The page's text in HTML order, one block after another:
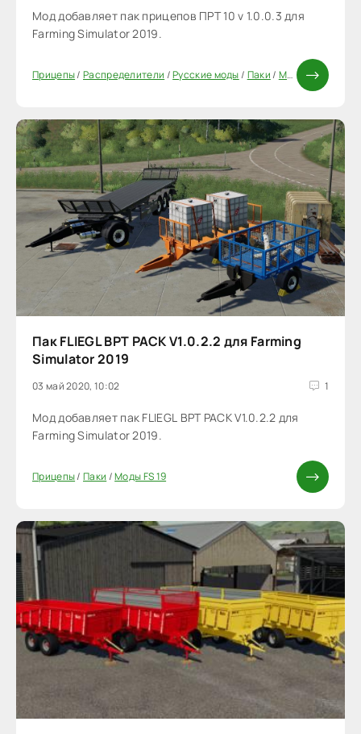
Мод добавляет пак прицепов ПРТ 10 v 1.0.0.3 для
Farming Simulator 2019.
Прицепы/Распределители /Русские моды/ Паки/ Моды FS 19
Пак FLIEGL BPT PACK V1.0.2.2 для Farming
Simulator 2019
03 май 2020, 10:02 1
Мод добавляет пак FLIEGL BPT PACK V1.0.2.2 для
Farming Simulator 2019.
Прицепы/Паки /Моды FS 19